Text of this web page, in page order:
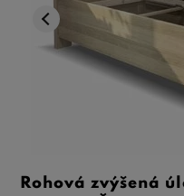
Rohová zvýšená